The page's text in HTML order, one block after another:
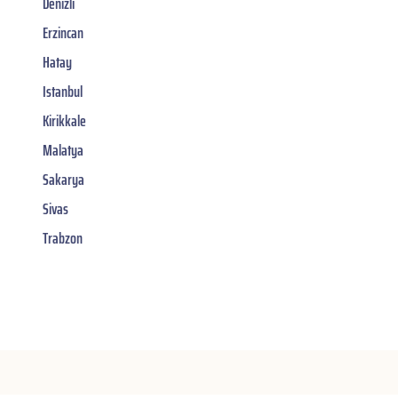
Erzincan
Hatay
Istanbul
Kirikkale
Malatya
Sakarya
Sivas
Trabzon